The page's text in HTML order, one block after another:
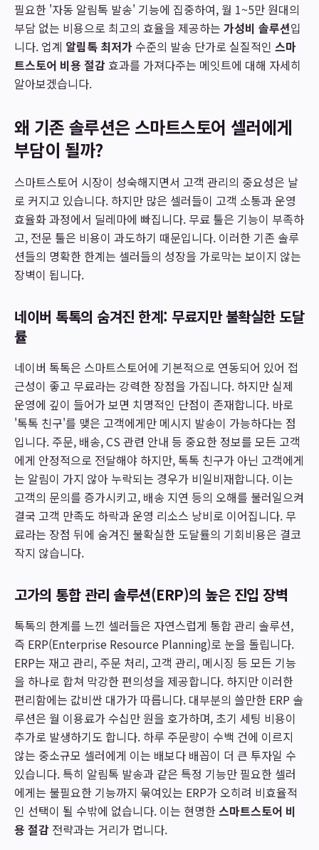
필요한 '자동 알림톡 발송' 기능에 집중하여, 월 1~5만 원대의
부담 없는 비용으로 최고의 효율을 제공하는 가성비 솔루션입
니다. 업계 알림톡 최저가 수준의 발송 단가로 실질적인 스마
트스토어 비용 절감 효과를 가져다주는 메잇트에 대해 자세히
알아보겠습니다.
왜 기존 솔루션은 스마트스토어 셀러에게
부담이 될까?
스마트스토어 시장이 성숙해지면서 고객 관리의 중요성은 날
로 커지고 있습니다. 하지만 많은 셀러들이 고객 소통과 운영
효율화 과정에서 딜레마에 빠집니다. 무료 툴은 기능이 부족하
고, 전문 툴은 비용이 과도하기 때문입니다. 이러한 기존 솔루
션들의 명확한 한계는 셀러들의 성장을 가로막는 보이지 않는
장벽이 됩니다.
네이버 톡톡의 숨겨진 한계: 무료지만 불확실한 도달
률
네이버 톡톡은 스마트스토어에 기본적으로 연동되어 있어 접
근성이 좋고 무료라는 강력한 장점을 가집니다. 하지만 실제
운영에 깊이 들어가 보면 치명적인 단점이 존재합니다. 바로
'톡톡 친구'를 맺은 고객에게만 메시지 발송이 가능하다는 점
입니다. 주문, 배송, CS 관련 안내 등 중요한 정보를 모든 고객
에게 안정적으로 전달해야 하지만, 톡톡 친구가 아닌 고객에게
는 알림이 가지 않아 누락되는 경우가 비일비재합니다. 이는
고객의 문의를 증가시키고, 배송 지연 등의 오해를 불러일으켜
결국 고객 만족도 하락과 운영 리소스 낭비로 이어집니다. 무
료라는 장점 뒤에 숨겨진 불확실한 도달률의 기회비용은 결코
작지 않습니다.
고가의 통합 관리 솔루션(ERP)의 높은 진입 장벽
톡톡의 한계를 느낀 셀러들은 자연스럽게 통합 관리 솔루션,
즉 ERP(Enterprise Resource Planning)로 눈을 돌립니다.
ERP는 재고 관리, 주문 처리, 고객 관리, 메시징 등 모든 기능
을 하나로 합쳐 막강한 편의성을 제공합니다. 하지만 이러한
편리함에는 값비싼 대가가 따릅니다. 대부분의 쓸만한 ERP 솔
루션은 월 이용료가 수십만 원을 호가하며, 초기 세팅 비용이
추가로 발생하기도 합니다. 하루 주문량이 수백 건에 이르지
않는 중소규모 셀러에게 이는 배보다 배꼽이 더 큰 투자일 수
있습니다. 특히 알림톡 발송과 같은 특정 기능만 필요한 셀러
에게는 불필요한 기능까지 묶여있는 ERP가 오히려 비효율적
인 선택이 될 수밖에 없습니다. 이는 현명한스마트스토어 비
용 절감 전략과는 거리가 멉니다.